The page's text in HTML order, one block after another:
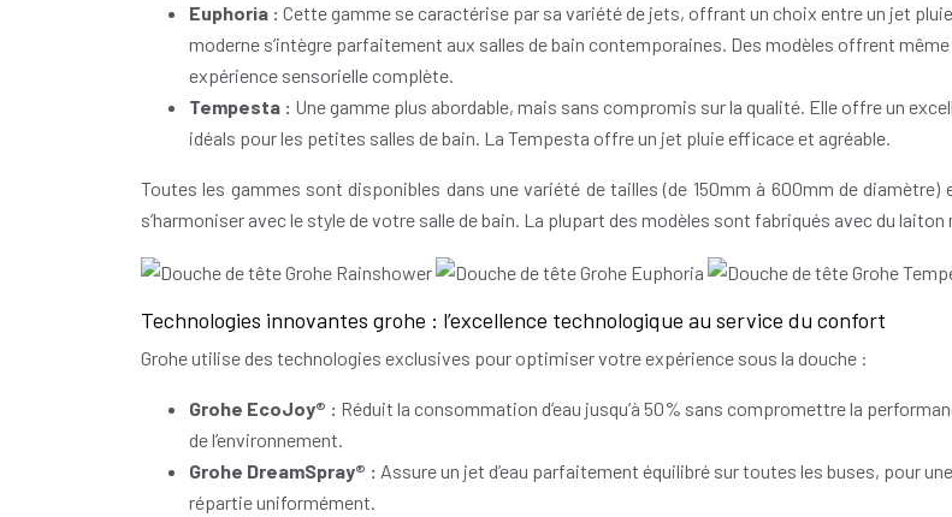
Euphoria : Cette gamme se caractérise par sa variété de jets, offrant un choix entre un jet
moderne s’intègre parfaitement aux salles de bain contemporaines. Des modèles offrent
expérience sensorielle complète.
Tempesta : Une gamme plus abordable, mais sans compromis sur la qualité. Elle offre un
idéals pour les petites salles de bain. La Tempesta offre un jet pluie efficace et agréable.
Toutes les gammes sont disponibles dans une variété de tailles (de 150mm à 600mm de
s’harmoniser avec le style de votre salle de bain. La plupart des modèles sont fabriqués avec du
Technologies innovantes grohe : l’excellence technologique au service du confort
Grohe utilise des technologies exclusives pour optimiser votre expérience sous la douche :
Grohe EcoJoy® : Réduit la consommation d’eau jusqu’à 50% sans compromettre la
de l’environnement.
Grohe DreamSpray® : Assure un jet d’eau parfaitement équilibré sur toutes les buses, pour
répartie uniformément.